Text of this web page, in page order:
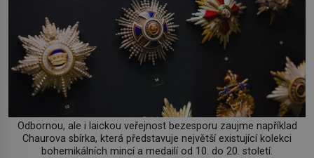
Odbornou, ale i laickou veřejnost bezesporu zaujme například
Chaurova sbírka, která představuje největší existující kolekci
bohemikálních mincí a medailí od 10. do 20. století.